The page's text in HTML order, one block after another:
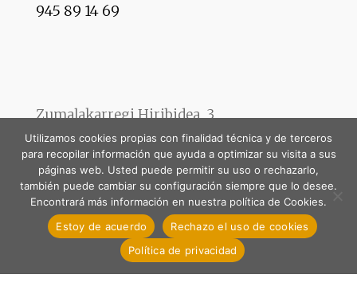
945 89 14 69
Zumalakarregi Hiribidea, 3
01400 Llodio
Araba
946 72 19 27
Utilizamos cookies propias con finalidad técnica y de terceros
para recopilar información que ayuda a optimizar su visita a sus
páginas web. Usted puede permitir su uso o rechazarlo,
también puede cambiar su configuración siempre que lo desee.
Encontrará más información en nuestra política de Cookies.
Estoy de acuerdo
Rechazo el uso de cookies
Política de privacidad